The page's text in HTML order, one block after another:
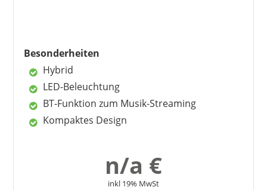
349,00 €
Besonderheiten
Hybrid
LED-Beleuchtung
BT-Funktion zum Musik-Streaming
Kompaktes Design
n/a €
inkl 19% MwSt